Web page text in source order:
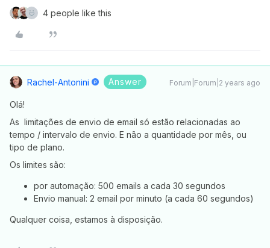
4 people like this
Rachel-Antonini Answer Forum|Forum|2 years ago
Olá!
As limitações de envio de email só estão relacionadas ao
tempo / intervalo de envio. E não a quantidade por mês, ou
tipo de plano.
Os limites são:
por automação: 500 emails a cada 30 segundos
Envio manual: 2 email por minuto (a cada 60 segundos)
Qualquer coisa, estamos à disposição.